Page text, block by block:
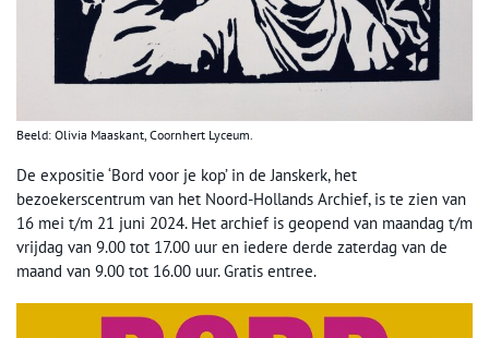
Beeld: Olivia Maaskant, Coornhert Lyceum.
De expositie ‘Bord voor je kop’ in de Janskerk, het
bezoekerscentrum van het Noord-Hollands Archief, is te zien van
16 mei t/m 21 juni 2024. Het archief is geopend van maandag t/m
vrijdag van 9.00 tot 17.00 uur en iedere derde zaterdag van de
maand van 9.00 tot 16.00 uur. Gratis entree.